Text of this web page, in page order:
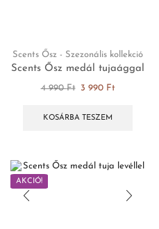
Scents Ősz - Szezonális kollekció
Scents Ősz medál tujaággal
4 990Ft 3 990 Ft
KOSÁRBA TESZEM
AKCIÓ!